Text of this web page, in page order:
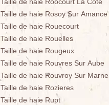
Taille de haie Rosoy Sur Amance
Taille de haie Rouecourt
Taille de haie Rouelles
Taille de haie Rougeux
Taille de haie Rouvres Sur Aube
Taille de haie Rouvroy Sur Marne
Taille de haie Rozieres
Taille de haie Rupt